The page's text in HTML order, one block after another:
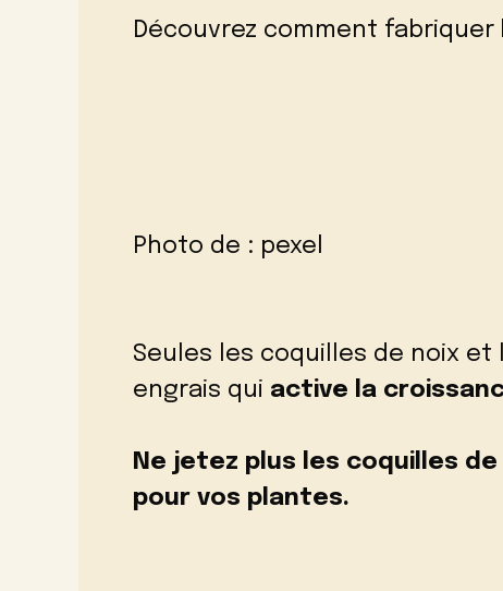
Découvrez comment fabriquer
Photo de : pexel
Seules les coquilles de noix
engrais qui active la
Ne jetez plus les coquilles de
pour vos plantes.